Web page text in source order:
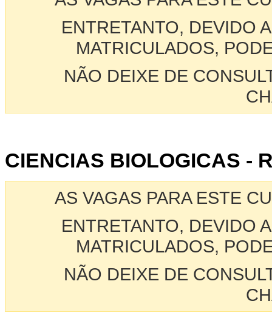
ENTRETANTO, DEVIDO
MATRICULADOS,
NÃO DEIXE DE
CIENCIAS BIOLOGICAS -
AS VAGAS PARA ESTE
ENTRETANTO, DEVIDO
MATRICULADOS,
NÃO DEIXE DE